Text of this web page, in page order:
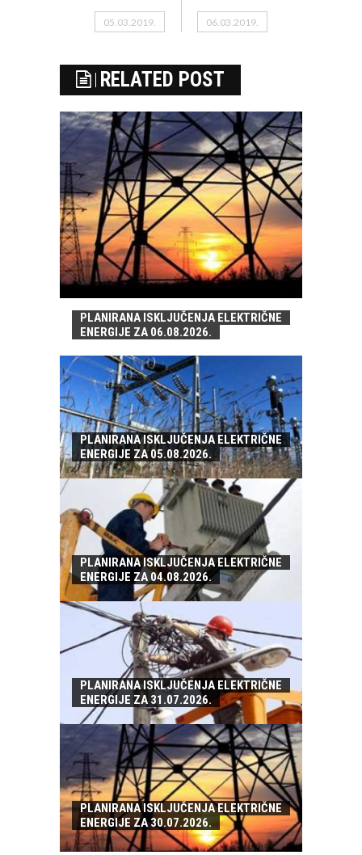
05.03.2019. 06.03.2019.
RELATED POST
PLANIRANA ISKLJUČENJA ELEKTRIČNE
ENERGIJE ZA 06.08.2026.
PLANIRANA ISKLJUČENJA ELEKTRIČNE
ENERGIJE ZA 05.08.2026.
PLANIRANA ISKLJUČENJA ELEKTRIČNE
ENERGIJE ZA 04.08.2026.
PLANIRANA ISKLJUČENJA ELEKTRIČNE
ENERGIJE ZA 31.07.2026.
PLANIRANA ISKLJUČENJA ELEKTRIČNE
ENERGIJE ZA 30.07.2026.